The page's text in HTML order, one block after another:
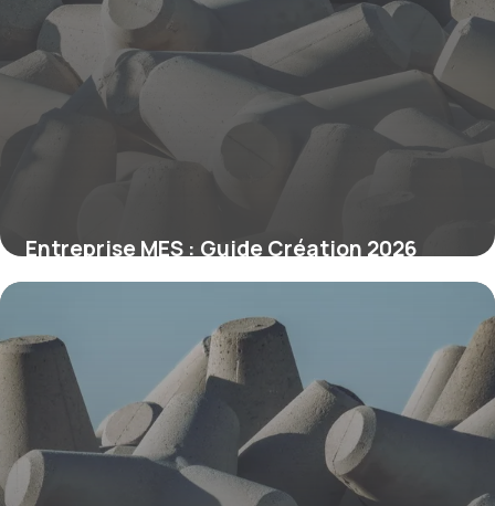
Entreprise MES : Guide Création 2026
9 juin 2026